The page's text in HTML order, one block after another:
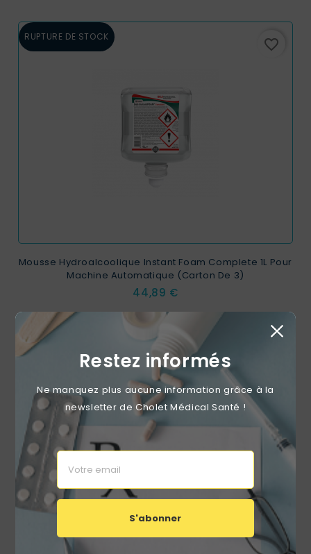
Restez informés
Ne manquez plus aucune information grâce à la
newsletter de Cholet Médical Santé !
S'abonner
RUPTURE DE STOCK favorite_border
Mousse Hydroalcoolique Instant Foam Complete 1L Pour
Machine Automatique (carton De 3)
Prix
44,89 €